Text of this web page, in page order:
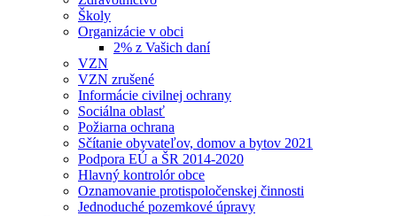
Školy
Organizácie v obci
2% z Vašich daní
VZN
VZN zrušené
Informácie civilnej ochrany
Sociálna oblasť
Požiarna ochrana
Sčítanie obyvateľov, domov a bytov 2021
Podpora EÚ a ŠR 2014-2020
Hlavný kontrolór obce
Oznamovanie protispoločenskej činnosti
Jednoduché pozemkové úpravy